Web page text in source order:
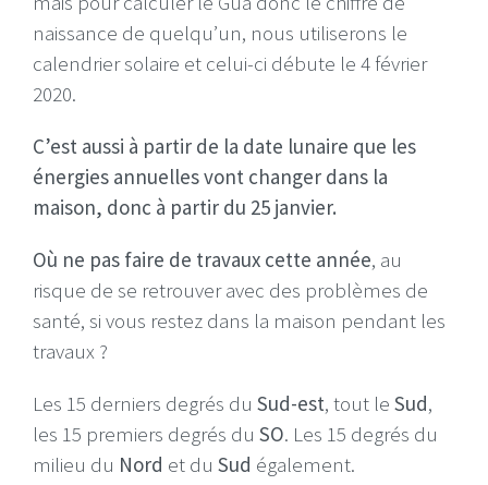
naissance de quelqu’un, nous utiliserons le
calendrier solaire et celui-ci débute le 4 février
2020.
C’est aussi à partir de la date lunaire que les
énergies annuelles vont changer dans la
maison, donc à partir du 25 janvier.
Où ne pas faire de travaux cette année, au
risque de se retrouver avec des problèmes de
santé, si vous restez dans la maison pendant les
travaux ?
Les 15 derniers degrés du Sud-est, tout le Sud,
les 15 premiers degrés du SO. Les 15 degrés du
milieu du Nord et du Sud également.